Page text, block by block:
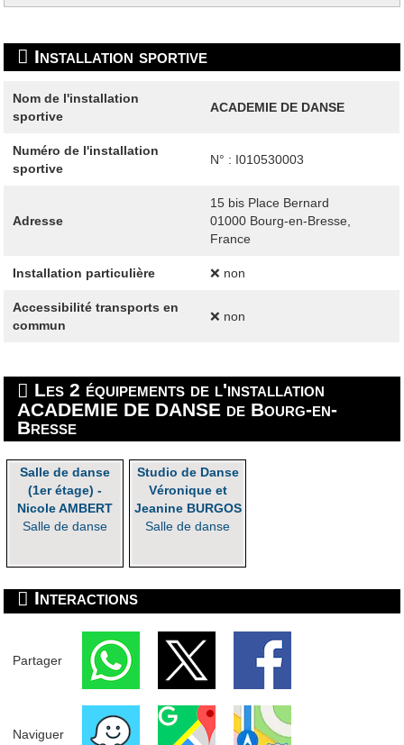
Installation sportive
Nom de l'installation
sportive
ACADEMIE DE DANSE
Numéro de l'installation
sportive
N° : I010530003
Adresse
15 bis Place Bernard
01000 Bourg-en-Bresse,
France
Installation particulière ❌ non
Accessibilité transports en
commun
❌ non
Les 2 équipements de l'installation
ACADEMIE DE DANSE de Bourg-en-
Bresse
Salle de danse
(1er étage) -
Nicole AMBERT
Salle de danse
Studio de Danse
Véronique et
Jeanine BURGOS
Salle de danse
Interactions
Partager
Naviguer